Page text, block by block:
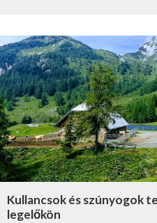
Kullancsok és szúnyogok
legelőkön